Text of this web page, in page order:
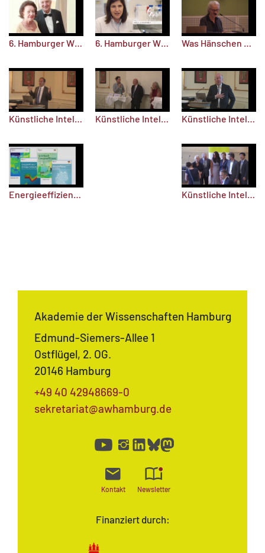
6. Hamburger Wissenschaftspreis 2019: Die Stifter 6. Hamburger Wissenschaftspreis: Die Preisträgerin Was Hänschen nicht lernt, lernt Hans nimmermehr? Wie kann Lernen gelingen? Wie können die Herausforderungen der Digitalisierung bewältigt werden? Neue Erkenntnisse aus der Bildungsforschung
Künstliche Intelligenz – Schafft der Mensch seine Arbeit ab? (2) Künstliche Intelligenz – Schafft der Mensch seine Arbeit ab? (1) Künstliche Intelligenz – Schafft der Mensch seine Arbeit ab? (3)
Künstliche Intelligenz fordert Bildung und Wissenschaft heraus. Wie lauten die Antworten?
Finanziert durch:
Akademie der Wissenschaften Hamburg
Edmund-Siemers-Allee 1
Ostflügel, 2. OG.
20146 Hamburg
+49 40 42948669-0
sekretariat@awhamburg.de
Kontakt Newsletter